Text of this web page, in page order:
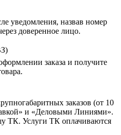
уведомления, назвав номер
доверенное лицо.
заказа и получите
заказов (от 10
и «Деловыми Линиями».
ТК. Услуги ТК оплачиваются